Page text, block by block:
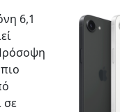
6,1
σε